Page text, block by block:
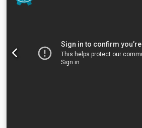
Informationen benötigen, schreiben